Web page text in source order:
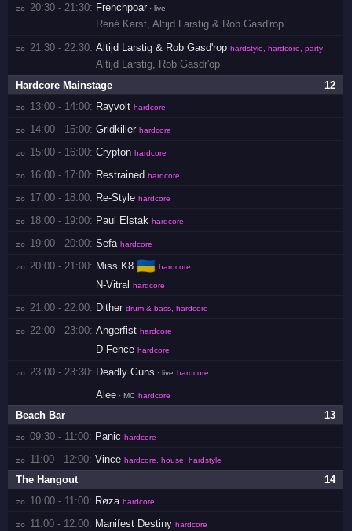
zo 20:30 - 21:30: Frenchpoar · live
René Karst,Altijd Larstig & Rob Gasd'rop
zo 21:30 - 22:30: Altijd Larstig & Rob Gasd'rop hardstyle, hardcore, party
Altijd Larstig, Rob Gasdr'op
12
Hardcore Mainstage
zo 13:00 - 14:00: Rayvolt hardcore
zo 14:00 - 15:00: Gridkiller hardcore
zo 15:00 - 16:00: Crypton hardcore
zo 16:00 - 17:00: Restrained hardcore
zo 17:00 - 18:00: Re-Style hardcore
zo 18:00 - 19:00: Paul Elstak hardcore
zo 19:00 - 20:00: Sefa hardcore
zo 20:00 - 21:00: Miss K8 🇺🇦 hardcore
N-Vitral hardcore
zo 21:00 - 22:00: Dither drum & bass, hardcore
zo 22:00 - 23:00: Angerfist hardcore
D-Fence hardcore
zo 23:00 - 23:30: Deadly Guns · live hardcore
Alee · MC hardcore
13
Beach Bar
zo 09:30 - 11:00: Panic hardcore
zo 11:00 - 12:00: Vince hardcore, house, hardstyle
14
The Hangout
zo 10:00 - 11:00: Røza hardcore
zo 11:00 - 12:00: Manifest Destiny hardcore